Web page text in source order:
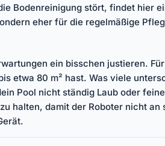
Bodenreinigung stört, findet hier
eher für die regelmäßige
ein bisschen justieren.
etwa 80 m² hast. Was viele
Pool nicht ständig Laub oder
halten, damit der Roboter nicht